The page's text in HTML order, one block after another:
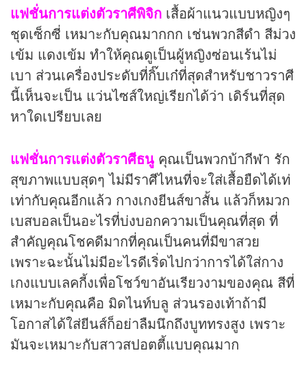
แฟชั่นการแต่งตัวราศีพิจิก เสื้อผ้าแนวแบบหญิงๆ
ชุดเซ็กซี่ เหมาะกับคุณมากกก เช่นพวกสีดำ สีม่วง
เข้ม แดงเข้ม ทำให้คุณดูเป็นผู้หญิงซ่อนเร้นไม่
เบา ส่วนเครื่องประดับที่กิ๊บเก๋ที่สุดสำหรับชาวราศี
นี้เห็นจะเป็น แว่นไซส์ใหญ่เรียกได้ว่า เดิร์นที่สุด
หาใดเปรียบเลย
แฟชั่นการแต่งตัวราศีธนู คุณเป็นพวกบ้ากีฬา รัก
สุขภาพแบบสุดๆ ไม่มีราศีไหนที่จะใส่เสื้อยืดได้เท่
เท่ากับคุณอีกแล้ว กางเกงยีนส์ขาสั้น แล้วก็หมวก
เบสบอลเป็นอะไรที่บ่งบอกความเป็นคุณที่สุด ที่
สำคัญคุณโชคดีมากที่คุณเป็นคนที่มีขาสวย
เพราะฉะนั้นไม่มีอะไรดีเริ่ดไปกว่าการได้ใส่กาง
เกงแบบเลคกี้งเพื่อโชว์ขาอันเรียวงามของคุณ สีที่
เหมาะกับคุณคือ มิดไนท์บลู ส่วนรองเท้าถ้ามี
โอกาสได้ใส่ยีนส์ก็อย่าลืมนึกถึงบูททรงสูง เพราะ
มันจะเหมาะกับสาวสปอตตี้แบบคุณมาก